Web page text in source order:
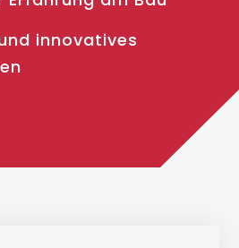
innovatives